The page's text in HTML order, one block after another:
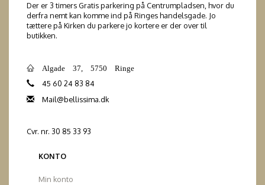
Der er 3 timers Gratis parkering på Centrumpladsen, hvor du
derfra nemt kan komme ind på Ringes handelsgade. Jo
tættere på Kirken du parkere jo kortere er der over til
butikken.
Algade 37, 5750 Ringe
45 60 24 83 84
Mail@bellissima.dk
Cvr. nr. 30 85 33 93
KONTO
Min konto